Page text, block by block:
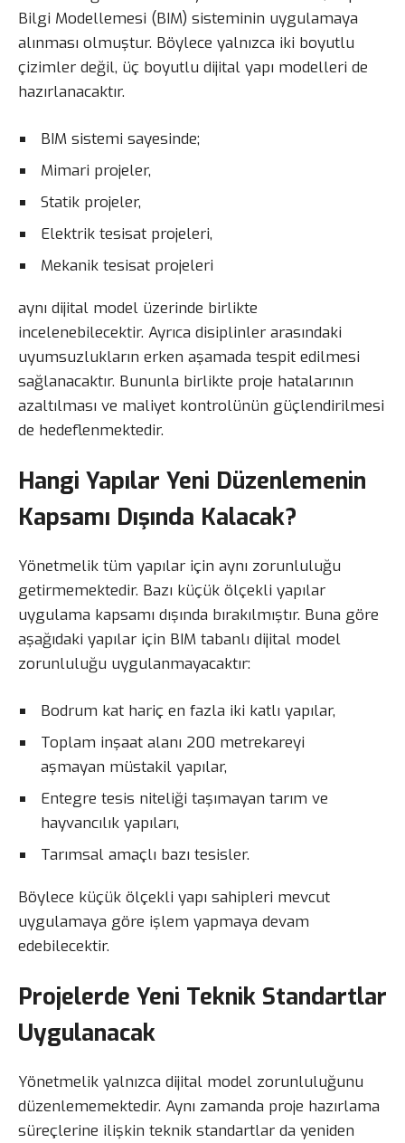
Bilgi Modellemesi (BIM) sisteminin uygulamaya
alınması olmuştur. Böylece yalnızca iki boyutlu
çizimler değil, üç boyutlu dijital yapı modelleri de
hazırlanacaktır.
BIM sistemi sayesinde;
Mimari projeler,
Statik projeler,
Elektrik tesisat projeleri,
Mekanik tesisat projeleri
aynı dijital model üzerinde birlikte
incelenebilecektir. Ayrıca disiplinler arasındaki
uyumsuzlukların erken aşamada tespit edilmesi
sağlanacaktır. Bununla birlikte proje hatalarının
azaltılması ve maliyet kontrolünün güçlendirilmesi
de hedeflenmektedir.
Hangi Yapılar Yeni Düzenlemenin
Kapsamı Dışında Kalacak?
Yönetmelik tüm yapılar için aynı zorunluluğu
getirmemektedir. Bazı küçük ölçekli yapılar
uygulama kapsamı dışında bırakılmıştır. Buna göre
aşağıdaki yapılar için BIM tabanlı dijital model
zorunluluğu uygulanmayacaktır:
Bodrum kat hariç en fazla iki katlı yapılar,
Toplam inşaat alanı 200 metrekareyi
aşmayan müstakil yapılar,
Entegre tesis niteliği taşımayan tarım ve
hayvancılık yapıları,
Tarımsal amaçlı bazı tesisler.
Böylece küçük ölçekli yapı sahipleri mevcut
uygulamaya göre işlem yapmaya devam
edebilecektir.
Projelerde Yeni Teknik Standartlar
Uygulanacak
Yönetmelik yalnızca dijital model zorunluluğunu
düzenlememektedir. Aynı zamanda proje hazırlama
süreçlerine ilişkin teknik standartlar da yeniden